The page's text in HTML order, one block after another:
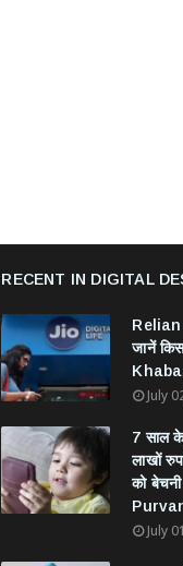
RECENT IN DIGITAL
जानें
July
7 साल
लाखों
को
July